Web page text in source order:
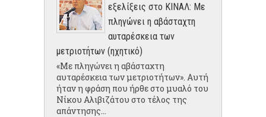
εξελίξεις στο ΚΙΝΑΛ: Με
πληγώνει η αβάσταχτη
αυταρέσκεια των
μετριοτήτων (ηχητικό)
«Με πληγώνει η αβάσταχτη
αυταρέσκεια των μετριοτήτων». Αυτή
ήταν η φράση που ήρθε στο μυαλό του
Νίκου Αλιβιζάτου στο τέλος της
απάντησης...